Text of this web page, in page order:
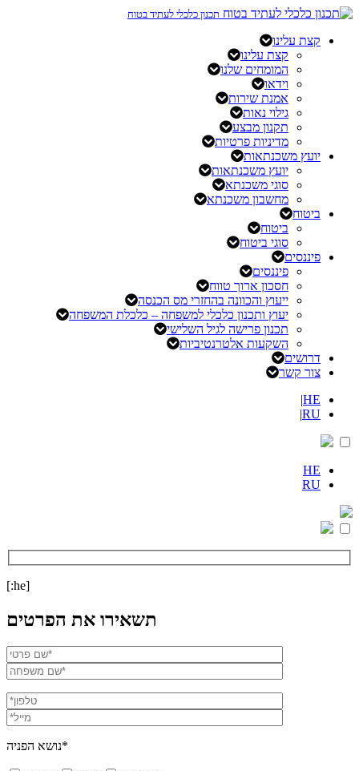
תכנון כלכלי לעתיד בטוח
קצת עלינו
קצת עלינו
המומחים שלנו
וידאו
אמנת שירות
גילוי נאות
תקנון מבצע
מדיניות פרטיות
יועץ משכנתאות
יועץ משכנתאות
סוגי משכנתא
מחשבון משכנתא
ביטוח
ביטוח
סוגי ביטוח
פיננסים
פיננסים
חסכון ארוך טווח
ייעוץ והכוונה בהחזרי מס הכנסה
יעוץ ותכנון כלכלי למשפחה – כלכלת המשפחה
תכנון פרישה לגיל השלישי
השקעות אלטרנטיביות
דרושים
צור קשר
HE
|
RU
|
HE
RU
[:he]
תשאירו את הפרטים
נושא הפניה*